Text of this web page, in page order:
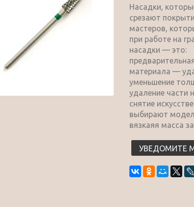
Насадки,
срезают
мастеров,
при работе на
насадки — это:
материала —
уменьшение
удаление части
снятие
выбирают
вязкаяя масса
УВЕДОМИТЕ